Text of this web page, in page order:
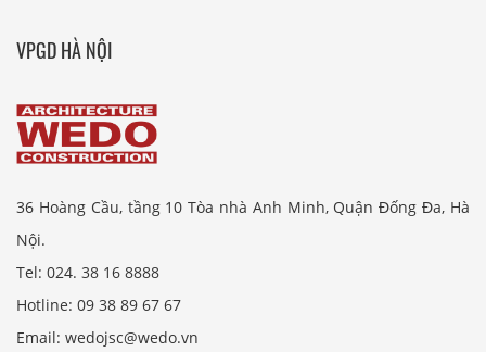
VPGD HÀ NỘI
36 Hoàng Cầu, tầng 10 Tòa nhà Anh Minh, Quận Đống Đa, Hà
Nội.
Tel: 024. 38 16 8888
Hotline: 09 38 89 67 67
Email: wedojsc@wedo.vn